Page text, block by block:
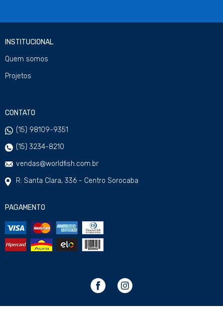
INSTITUCIONAL
Quem somos
Projetos
CONTATO
(15) 98109-9351
(15) 3234-8210
vendas@worldfish.com.br
R: Santa Clara, 336 - Centro Sorocaba
PAGAMENTO